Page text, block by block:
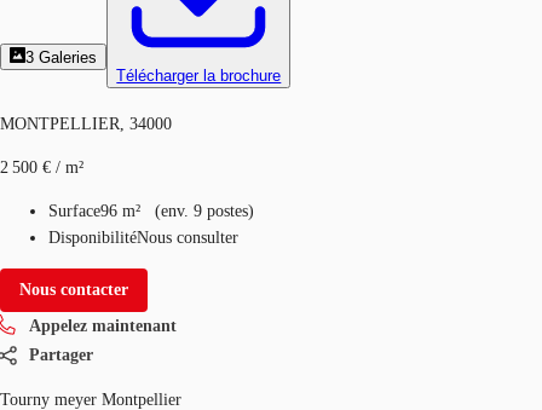
3 Galeries
Télécharger la brochure
MONTPELLIER, 34000
2 500 € / m²
Surface96 m² (env. 9 postes)
DisponibilitéNous consulter
Nous contacter
Appelez maintenant
Partager
Tourny meyer Montpellier